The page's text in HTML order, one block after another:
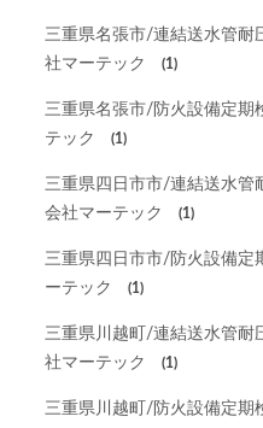
三重県名張市/連結送水管
社マーテック
(1)
三重県名張市/防火設備定
テック
(1)
三重県四日市市/連結送水
会社マーテック
(1)
三重県四日市市/防火設備
ーテック
(1)
三重県川越町/連結送水管
社マーテック
(1)
三重県川越町/防火設備定